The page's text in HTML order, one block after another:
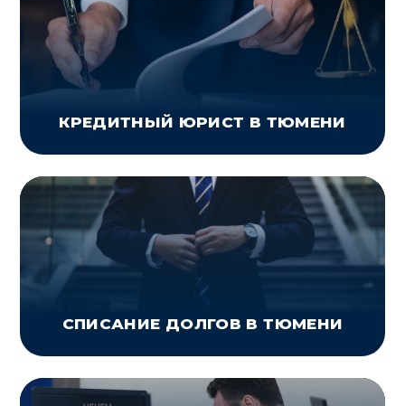
КРЕДИТНЫЙ ЮРИСТ В ТЮМЕНИ
СПИСАНИЕ ДОЛГОВ В ТЮМЕНИ